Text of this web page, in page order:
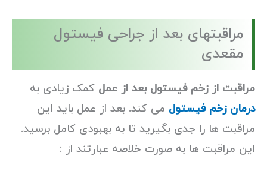
مراقبتهای بعد از جراحی فیستول
مقعدی
مراقبت از زخم فیستول بعد از عمل کمک زیادی به
درمان زخم فیستول می کند. بعد از عمل باید این
مراقبت ها را جدی بگیرید تا به بهبودی کامل برسید.
این مراقبت ها به صورت خلاصه عبارتند از :